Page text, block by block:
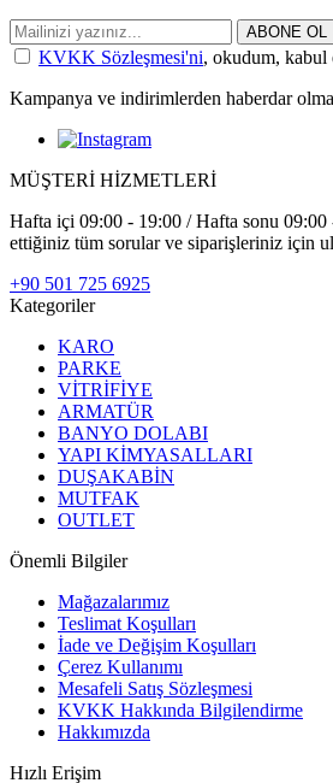
ABONE OL
KVKK Sözleşmesi'ni, okudum, kabul
Kampanya ve indirimlerden haberdar
MÜŞTERİ HİZMETLERİ
Hafta içi 09:00 - 19:00 / Hafta sonu 09:00
ettiğiniz tüm sorular ve siparişleriniz için
+90 501 725 6925
Kategoriler
KARO
PARKE
VİTRİFİYE
ARMATÜR
BANYO DOLABI
YAPI KİMYASALLARI
DUŞAKABİN
MUTFAK
OUTLET
Önemli Bilgiler
Mağazalarımız
Teslimat Koşulları
İade ve Değişim Koşulları
Çerez Kullanımı
Mesafeli Satış Sözleşmesi
KVKK Hakkında Bilgilendirme
Hakkımızda
Hızlı Erişim